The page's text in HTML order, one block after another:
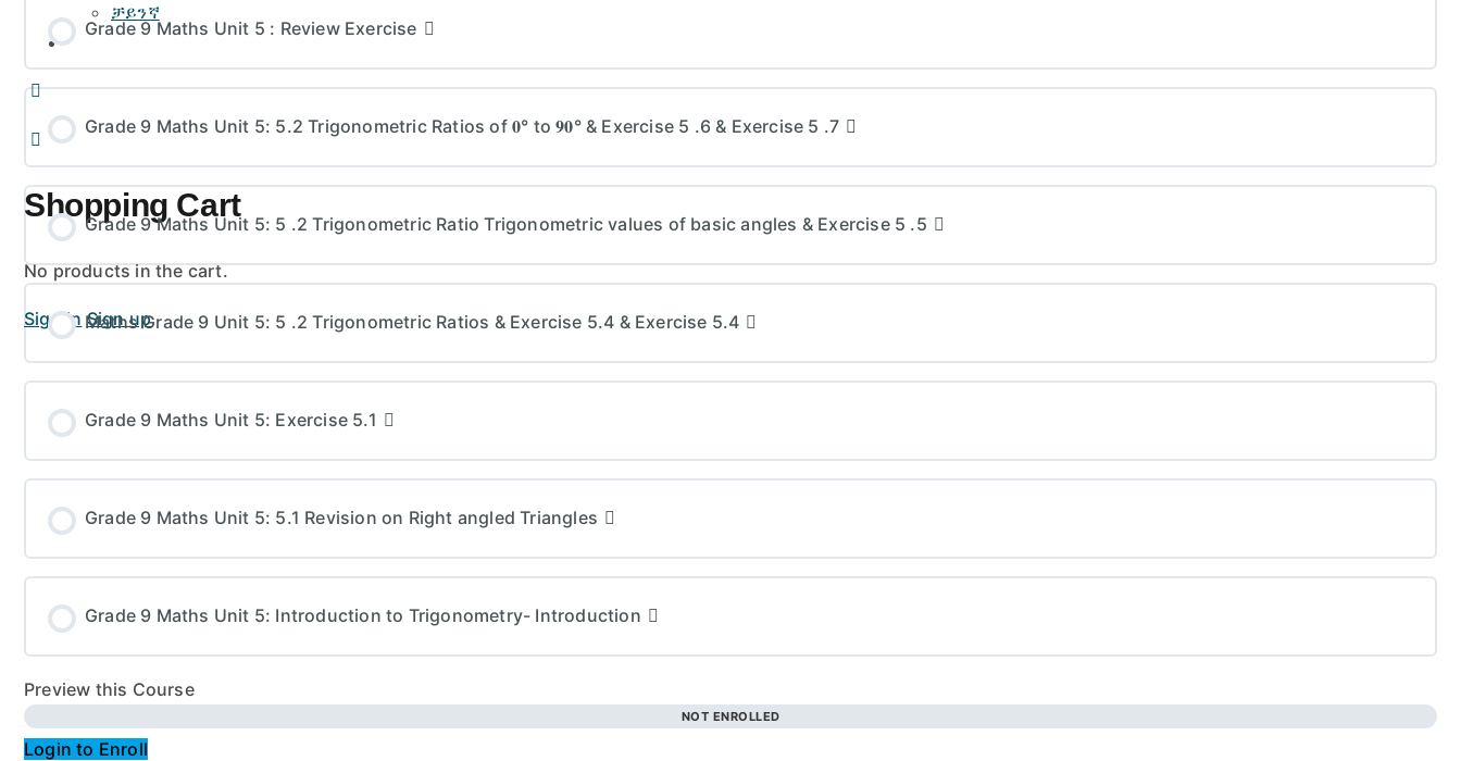
ቻይንኛ
Shopping Cart
No products in the cart.
Sign in Sign up
Grade 9 Maths Unit 5 : Review Exercise
Grade 9 Maths Unit 5: 5.2 Trigonometric Ratios of 𝟎° to 𝟗𝟎° & Exercise 5 .6 & Exercise 5 .7
Grade 9 Maths Unit 5: 5 .2 Trigonometric Ratio Trigonometric values of basic angles & Exercise 5 .5
Maths Grade 9 Unit 5: 5 .2 Trigonometric Ratios & Exercise 5.4 & Exercise 5.4
Grade 9 Maths Unit 5: Exercise 5.1
Grade 9 Maths Unit 5: 5.1 Revision on Right angled Triangles
Grade 9 Maths Unit 5: Introduction to Trigonometry- Introduction
Preview this Course
NOT ENROLLED
Login to Enroll